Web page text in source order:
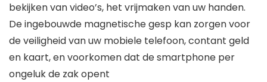
bekijken van video’s, het vrijmaken van uw handen.
De ingebouwde magnetische gesp kan zorgen voor
de veiligheid van uw mobiele telefoon, contant geld
en kaart, en voorkomen dat de smartphone per
ongeluk de zak opent